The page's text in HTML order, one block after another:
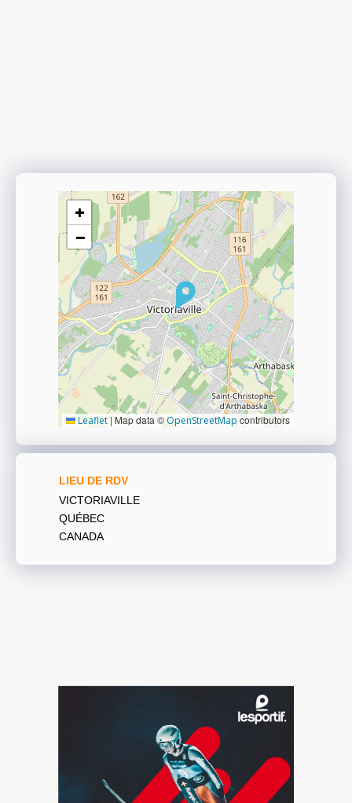
+
−
Leaflet | Map data ©OpenStreetMap contributors
LIEU DE RDV
VICTORIAVILLE
QUÉBEC
CANADA